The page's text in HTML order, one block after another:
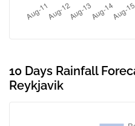
10 Days Rainfall
Reykjavik